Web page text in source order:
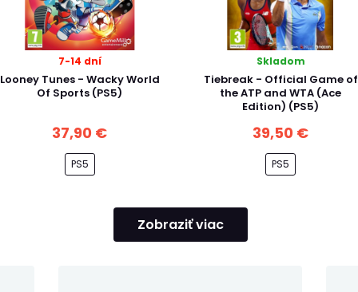
7-14 dní
Looney Tunes - Wacky World
Of Sports (PS5)
37,90 €
PS5
Skladom
Tiebreak - Official Game of
the ATP and WTA (Ace
Edition) (PS5)
39,50 €
PS5
Zobraziť viac